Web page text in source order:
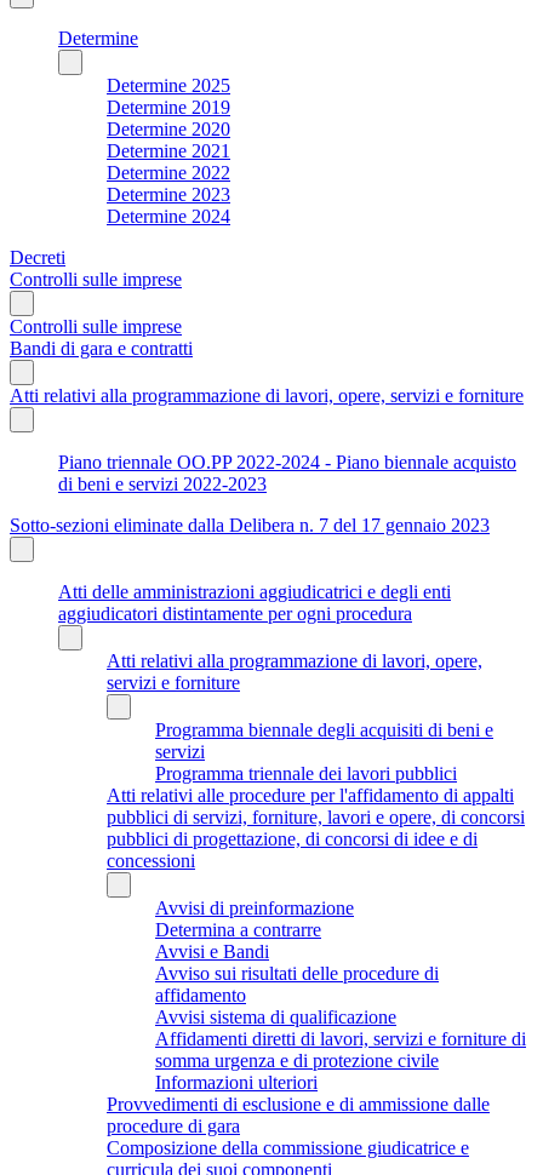
Determine
Determine 2025
Determine 2019
Determine 2020
Determine 2021
Determine 2022
Determine 2023
Determine 2024
Decreti
Controlli sulle imprese
Controlli sulle imprese
Bandi di gara e contratti
Atti relativi alla programmazione di lavori, opere, servizi e forniture
Piano triennale OO.PP 2022-2024 - Piano biennale acquisto
di beni e servizi 2022-2023
Sotto-sezioni eliminate dalla Delibera n. 7 del 17 gennaio 2023
Atti delle amministrazioni aggiudicatrici e degli enti
aggiudicatori distintamente per ogni procedura
Atti relativi alla programmazione di lavori, opere,
servizi e forniture
Programma biennale degli acquisiti di beni e
servizi
Programma triennale dei lavori pubblici
Atti relativi alle procedure per l'affidamento di appalti
pubblici di servizi, forniture, lavori e opere, di concorsi
pubblici di progettazione, di concorsi di idee e di
concessioni
Avvisi di preinformazione
Determina a contrarre
Avvisi e Bandi
Avviso sui risultati delle procedure di
affidamento
Avvisi sistema di qualificazione
Affidamenti diretti di lavori, servizi e forniture di
somma urgenza e di protezione civile
Informazioni ulteriori
Provvedimenti di esclusione e di ammissione dalle
procedure di gara
Composizione della commissione giudicatrice e
curricula dei suoi componenti